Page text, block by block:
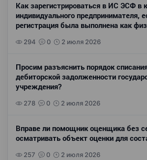
Как зарегистрироваться в ИС ЭСФ в
индивидуального предпринимателя,
регистрация была выполнена как
294 0 2 июля 2026
Просим разъяснить порядок
дебиторской задолженности
учреждения?
278 0 2 июля 2026
Вправе ли помощник оценщика без
осматривать объект оценки для
257 0 2 июля 2026